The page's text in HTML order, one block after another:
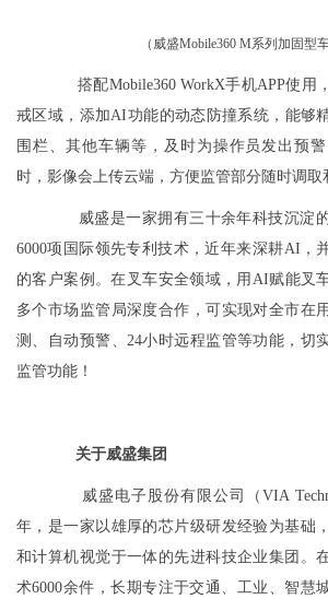
（威盛Mobile360 M系列加固型
搭配Mobile360 WorkX手机APP使用
戒区域，添加AI功能的动态防撞系统，能够
围栏、其他车辆等，及时为操作员发出预
时，影像会上传云端，方便监管部分随时调取
威盛是一家拥有三十余年科技沉淀
6000项国际领先专利技术，近年来深耕AI，
的客户案例。在叉车安全领域，用AI赋能叉
多个市场监管局深度合作，可实现对全市在
测、自动预警、24小时远程监管等功能，切
监管功能！
关于威盛集团
威盛电子股份有限公司（VIA
年，是一家以雄厚的芯片级研发经验为基础
和计算机视觉于一体的先进科技企业集团。
术6000余件，长期专注于交通、工业、智慧